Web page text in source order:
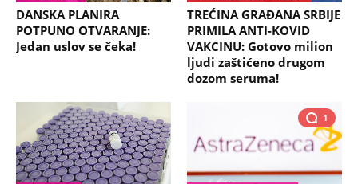
DANSKA PLANIRA
POTPUNO OTVARANJE:
Jedan uslov se čeka!
TREĆINA GRAĐANA SRBIJE
PRIMILA ANTI-KOVID
VAKCINU: Gotovo milion
ljudi zaštićeno drugom
dozom seruma!
1